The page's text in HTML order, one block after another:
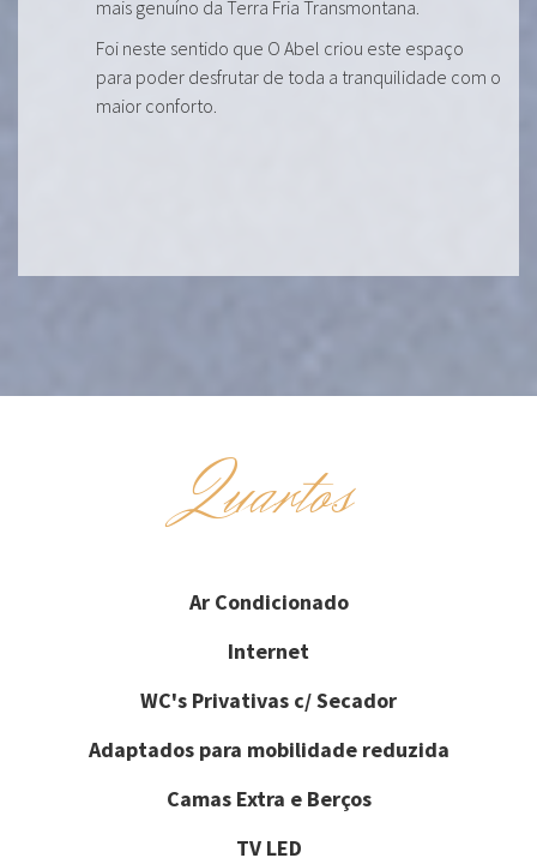
mais genuíno da Terra Fria Transmontana.
Foi neste sentido que O Abel criou este espaço
para poder desfrutar de toda a tranquilidade com o
maior conforto.
Quartos
Ar Condicionado
Internet
WC's Privativas c/ Secador
Adaptados para mobilidade reduzida
Camas Extra e Berços
TV LED